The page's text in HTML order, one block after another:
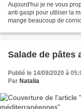
Aujourd'hui je ne vous
anti gaspi pour utiliser la
mange beaucoup de
Salade de pâtes
Publié le 14/09/2020 à
Par Natalia